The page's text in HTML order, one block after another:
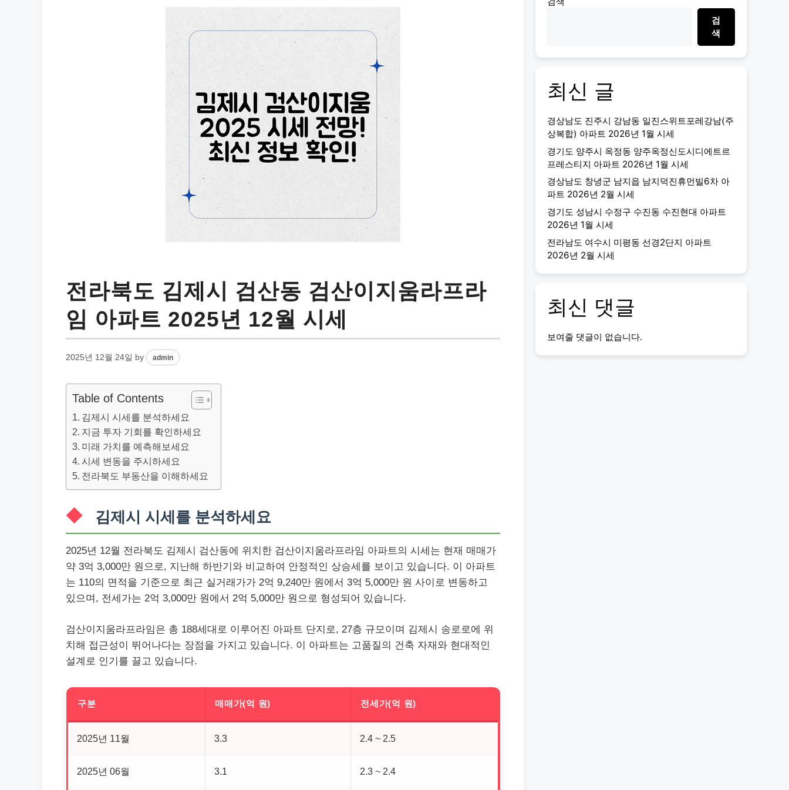
전라북도 김제시 검산동 검산이지움라프라
임 아파트 2025년 12월 시세
2025년 12월 24일 by admin
Table of Contents
김제시 시세를 분석하세요
지금 투자 기회를 확인하세요
미래 가치를 예측해보세요
시세 변동을 주시하세요
전라북도 부동산을 이해하세요
김제시 시세를 분석하세요
2025년 12월 전라북도 김제시 검산동에 위치한 검산이지움라프라임 아파트의 시세는 현재 매매가
약 3억 3,000만 원으로, 지난해 하반기와 비교하여 안정적인 상승세를 보이고 있습니다. 이 아파트
는 110의 면적을 기준으로 최근 실거래가가 2억 9,240만 원에서 3억 5,000만 원 사이로 변동하고
있으며, 전세가는 2억 3,000만 원에서 2억 5,000만 원으로 형성되어 있습니다.
검산이지움라프라임은 총 188세대로 이루어진 아파트 단지로, 27층 규모이며 김제시 송로로에 위
치해 접근성이 뛰어나다는 장점을 가지고 있습니다. 이 아파트는 고품질의 건축 자재와 현대적인
설계로 인기를 끌고 있습니다.
구분 매매가(억 원) 전세가(억 원)
2025년 11월 3.3 2.4 ~ 2.5
2025년 06월 3.1 2.3 ~ 2.4
검
색
최신 글
경상남도 진주시 강남동 일진스위트포레강남(주
상복합) 아파트 2026년 1월 시세
경기도 양주시 옥정동 양주옥정신도시디에트르
프레스티지 아파트 2026년 1월 시세
경상남도 창녕군 남지읍 남지덕진휴먼빌6차 아
파트 2026년 2월 시세
경기도 성남시 수정구 수진동 수진현대 아파트
2026년 1월 시세
전라남도 여수시 미평동 선경2단지 아파트
2026년 2월 시세
최신 댓글
보여줄 댓글이 없습니다.